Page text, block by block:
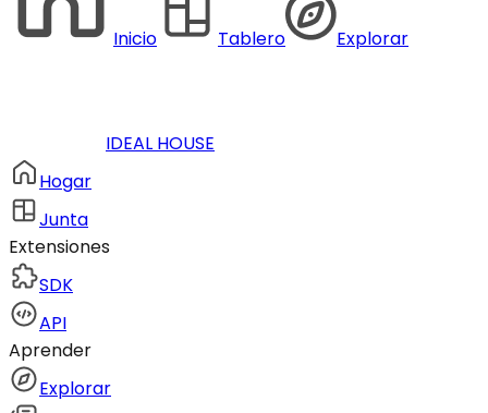
Inicio Tablero Explorar
IDEAL HOUSE
Hogar
Junta
Extensiones
SDK
API
Aprender
Explorar